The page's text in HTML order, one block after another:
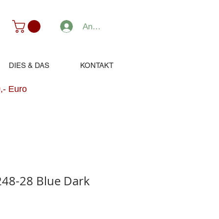
Anmelden
DIES & DAS KONTAKT
Euro
28 Blue Dark